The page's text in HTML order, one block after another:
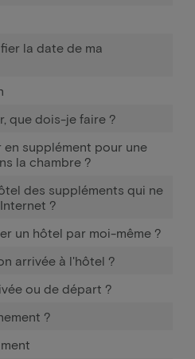
la date de ma
que dois-je faire ?
supplément pour une
la chambre ?
des suppléments qui ne
?
un hôtel par moi-même ?
arrivée à l'hôtel ?
ou de départ ?
?